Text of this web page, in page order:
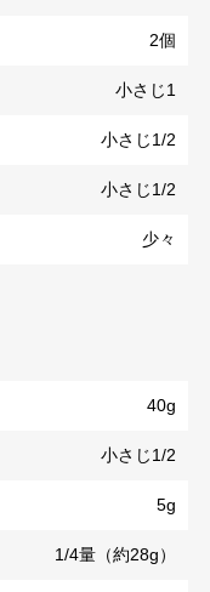
2個
小さじ1
小さじ1/2
小さじ1/2
少々
40g
小さじ1/2
5g
1/4量（約28g）